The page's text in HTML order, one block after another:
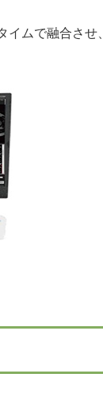
ムで融合さ